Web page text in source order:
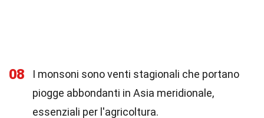
08
I monsoni sono venti stagionali che portano
piogge abbondanti in Asia meridionale,
essenziali per l'agricoltura.